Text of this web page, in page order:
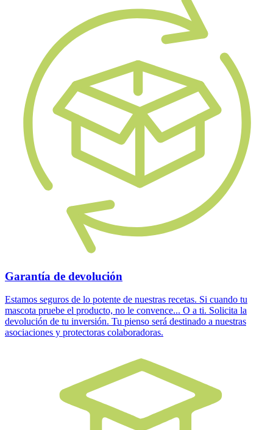
Garantía de devolución
Estamos seguros de lo potente de nuestras recetas. Si cuando tu
mascota pruebe el producto, no le convence... O a ti. Solicita la
devolución de tu inversión. Tu pienso será destinado a nuestras
asociaciones y protectoras colaboradoras.